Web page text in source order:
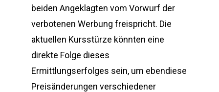
beiden Angeklagten vom Vorwurf der
verbotenen Werbung freispricht. Die
aktuellen Kursstürze könnten eine
direkte Folge dieses
Ermittlungserfolges sein, um ebendiese
Preisänderungen verschiedener